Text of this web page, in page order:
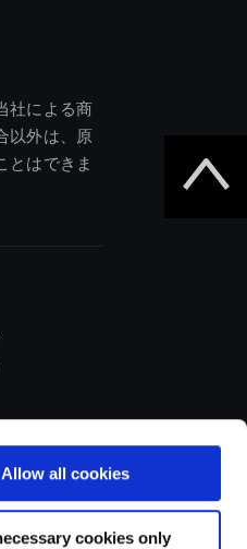
Allow all cookies
cookies only
社による商
以外は、原
とはできま